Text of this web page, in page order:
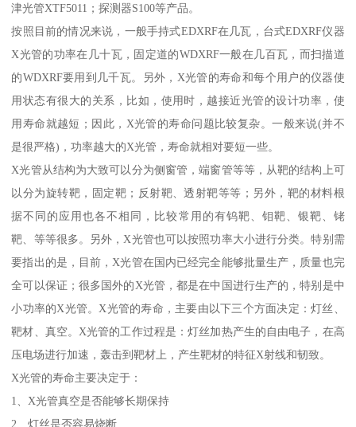
津光管XTF5011；探测器S100等产品。
按照目前的情况来说，一般手持式EDXRF在几瓦，台式EDXRF仪器
X光管的功率在几十瓦，固定道的WDXRF一般在几百瓦，而扫描道
的WDXRF要用到几千瓦。另外，X光管的寿命和每个用户的仪器使
用状态有很大的关系，比如，使用时，越接近光管的设计功率，使
用寿命就越短；因此，X光管的寿命问题比较复杂。一般来说(并不
是很严格)，功率越大的X光管，寿命就相对要短一些。
X光管从结构为大致可以分为侧窗管，端窗管等等，从靶的结构上可
以分为旋转靶，固定靶；反射靶、透射靶等等；另外，靶的材料根
据不同的应用也各不相同，比较常用的有钨靶、钼靶、银靶、铑
靶、等等很多。另外，X光管也可以按照功率大小进行分类。特别需
要指出的是，目前，X光管在国内已经完全能够批量生产，质量也完
全可以保证；很多国外的X光管，都是在中国进行生产的，特别是中
小功率的X光管。X光管的寿命，主要由以下三个方面决定：灯丝、
靶材、真空。X光管的工作过程是：灯丝加热产生的自由电子，在高
压电场进行加速，轰击到靶材上，产生靶材的特征X射线和韧致。
X光管的寿命主要决定于：
1、X光管真空是否能够长期保持
2、灯丝是否容易烧断